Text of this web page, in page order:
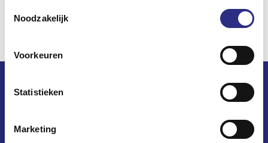
Noodzakelijk
Voorkeuren
Statistieken
Marketing